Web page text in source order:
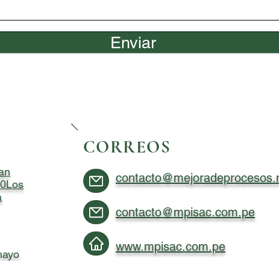
Enviar
CORREOS
contacto@mpisac.com.pe
www.mpisac.com.pe